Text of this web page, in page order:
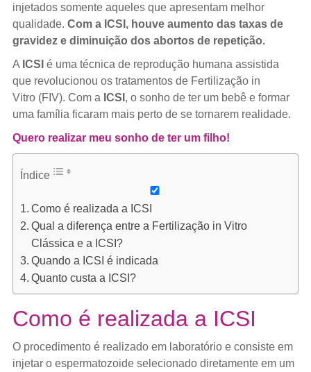
injetados somente aqueles que apresentam melhor
qualidade. Com a ICSI, houve aumento das taxas de
gravidez e diminuição dos abortos de repetição.
A ICSI é uma técnica de reprodução humana assistida
que revolucionou os tratamentos de Fertilização in
Vitro (FIV). Com a ICSI , o sonho de ter um bebê e formar
uma família ficaram mais perto de se tornarem realidade.
Quero realizar meu sonho de ter um filho!
Índice
Como é realizada a ICSI
Qual a diferença entre a Fertilização in Vitro
Clássica e a ICSI?
Quando a ICSI é indicada
Quanto custa a ICSI?
Como é realizada a ICSI
O procedimento é realizado em laboratório e consiste em
injetar o espermatozoide selecionado diretamente em um